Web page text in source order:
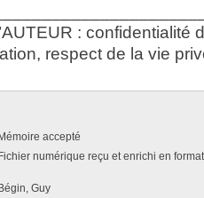
: confidentialité
respect de la vie
Mémoire accepté
Fichier numérique reçu et enrichi en
Bégin, Guy